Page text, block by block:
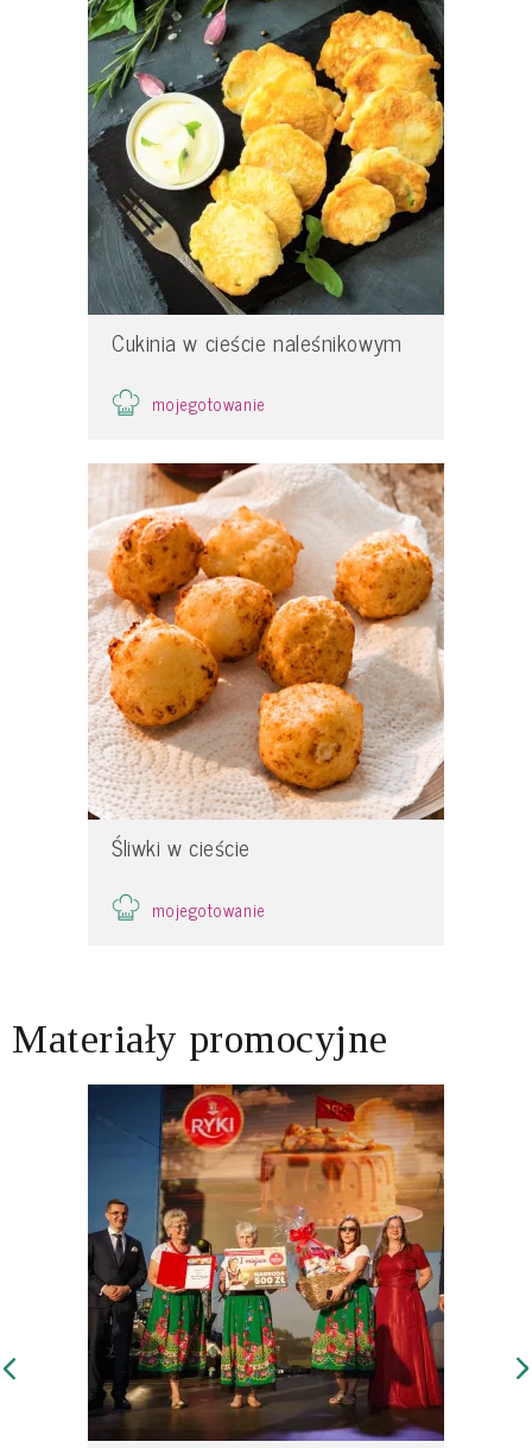
Cukinia w cieście naleśnikowym
mojegotowanie
Śliwki w cieście
mojegotowanie
Materiały promocyjne